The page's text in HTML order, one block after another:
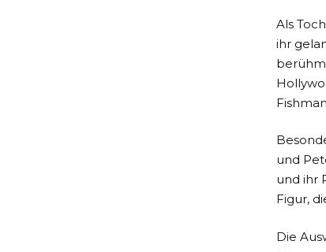
Als
ihr
und
und ihr
Figur,
Die